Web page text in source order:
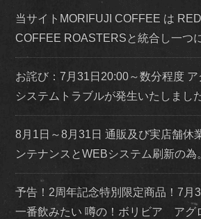
当サイトMORIFUJI COFFEE は
COFFEE ROASTERSと統合し一つ
お詫び：7月31日20:00～数分程度 ア
システムトラブルが発生いたしまし
8月1日～8月31日 通販及び実店舗休
ンテナンスとWEBシステム刷新の為
予告！2周年記念特別限定商品！7月
一番飲みたい 噂の！ボリビア ア